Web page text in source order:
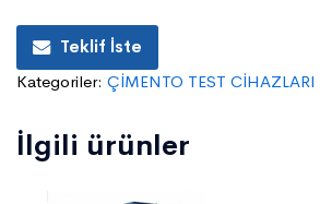
Teklif İste
Kategoriler: ÇİMENTO TEST CİHAZLARI
İlgili ürünler